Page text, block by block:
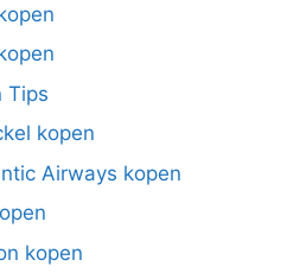
Tips
kopen
Airways kopen
kopen